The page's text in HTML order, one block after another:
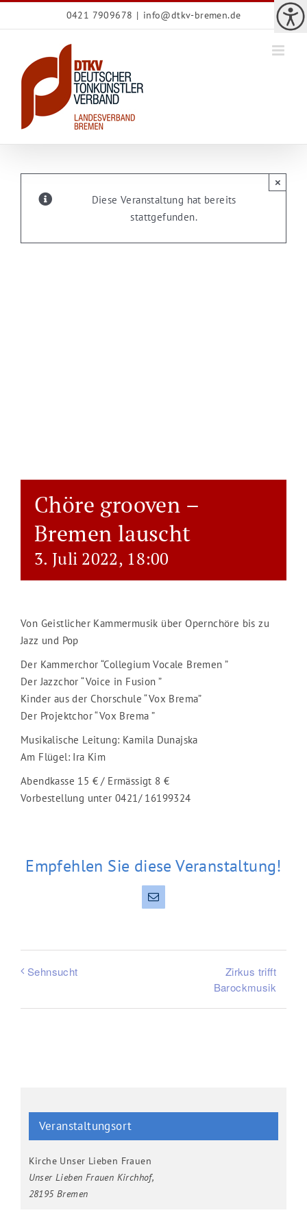
0421 7909678 | info@dtkv-bremen.de
Diese Veranstaltung hat bereits
stattgefunden.
×
Chöre grooven –
Bremen lauscht
3. Juli 2022, 18:00
Von Geistlicher Kammermusik über Opernchöre bis zu
Jazz und Pop
Der Kammerchor “Collegium Vocale Bremen ”
Der Jazzchor “Voice in Fusion ”
Kinder aus der Chorschule “Vox Brema”
Der Projektchor “Vox Brema ”
Musikalische Leitung: Kamila Dunajska
Am Flügel: Ira Kim
Abendkasse 15 € / Ermässigt 8 €
Vorbestellung unter 0421/ 16199324
Empfehlen Sie diese Veranstaltung!
E-
Mail
Sehnsucht
Zirkus trifft
Barockmusik
Veranstaltungsort
Kirche Unser Lieben Frauen
Unser Lieben Frauen Kirchhof,
28195 Bremen